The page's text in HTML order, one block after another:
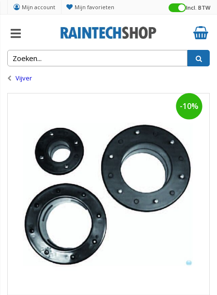
Mijn account Mijn favorieten Incl. BTW
Home
Vijver
-10%